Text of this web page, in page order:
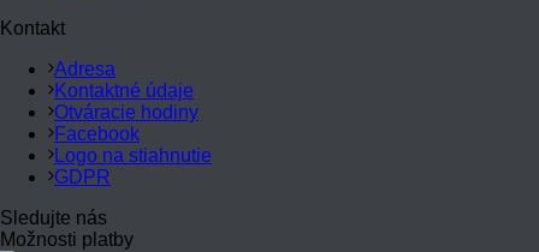
Kontakt
Adresa
Kontaktné údaje
Otváracie hodiny
Facebook
Logo na stiahnutie
GDPR
Sledujte nás
Možnosti platby